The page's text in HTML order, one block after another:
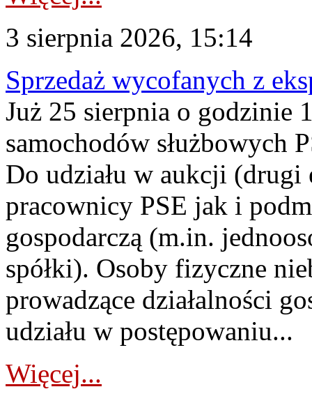
3 sierpnia 2026, 15:14
Sprzedaż wycofanych z
Już 25 sierpnia o godzinie
samochodów służbowych
Do udziału w aukcji (drugi
pracownicy PSE jak i
gospodarczą (m.in.
spółki). Osoby fizyczne
prowadzące działalności
udziału w postępowaniu...
Więcej...